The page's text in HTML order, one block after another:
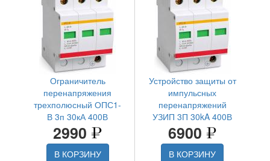
Ограничитель
перенапряжения
трехполюсный ОПС1-
В 3п 30кА 400В
2990
В КОРЗИНУ
Устройство защиты от
импульсных
перенапряжений
УЗИП 3П 30kA 400В
6900
В КОРЗИНУ